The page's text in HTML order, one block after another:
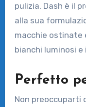
pulizia, Dash è il
alla sua
macchie ostinate
bianchi luminosi e
Perfetto
Non preoccuparti